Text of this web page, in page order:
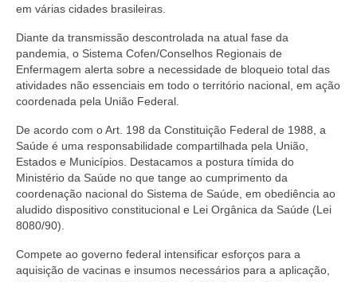
Agenda do presidente
Editais e licitação
Fiscalização
Responsabilidade Técnica
Legislações
em várias cidades brasileiras.
Diante da transmissão descontrolada na atual fase da
pandemia, o Sistema Cofen/Conselhos Regionais de
Enfermagem alerta sobre a necessidade de bloqueio total das
atividades não essenciais em todo o território nacional, em ação
coordenada pela União Federal.
De acordo com o Art. 198 da Constituição Federal de 1988, a
Saúde é uma responsabilidade compartilhada pela União,
Estados e Municípios. Destacamos a postura tímida do
Ministério da Saúde no que tange ao cumprimento da
coordenação nacional do Sistema de Saúde, em obediência ao
aludido dispositivo constitucional e Lei Orgânica da Saúde (Lei
8080/90).
Compete ao governo federal intensificar esforços para a
aquisição de vacinas e insumos necessários para a aplicação,